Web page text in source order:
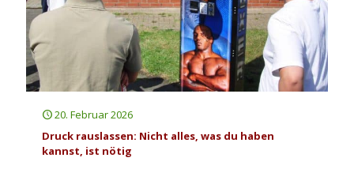
20. Februar 2026
Druck rauslassen: Nicht alles, was du haben
kannst, ist nötig